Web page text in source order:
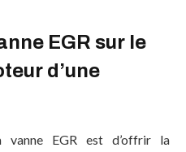
EGR sur le
d’une
EGR est d’offrir la